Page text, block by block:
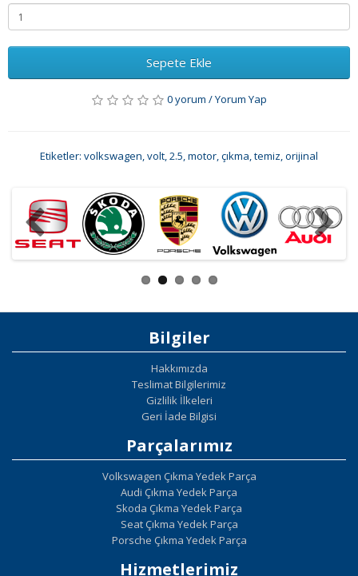
Sepete Ekle
0 yorum /Yorum Yap
Etiketler: volkswagen,volt,2.5,motor,çıkma,temiz,orijinal
Bilgiler
Hakkımızda
Teslimat Bilgilerimiz
Gizlilik İlkeleri
Geri İade Bilgisi
Parçalarımız
Volkswagen Çıkma Yedek Parça
Audi Çıkma Yedek Parça
Skoda Çıkma Yedek Parça
Seat Çıkma Yedek Parça
Porsche Çıkma Yedek Parça
Hizmetlerimiz